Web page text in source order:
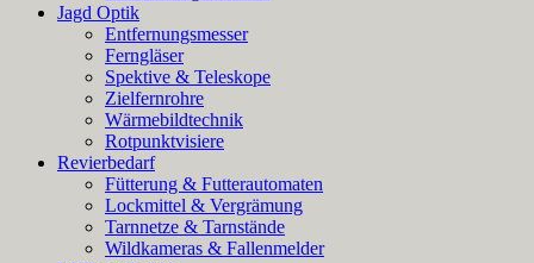
Jagd Optik
Entfernungsmesser
Ferngläser
Spektive & Teleskope
Zielfernrohre
Wärmebildtechnik
Rotpunktvisiere
Revierbedarf
Fütterung & Futterautomaten
Lockmittel & Vergrämung
Tarnnetze & Tarnstände
Wildkameras & Fallenmelder